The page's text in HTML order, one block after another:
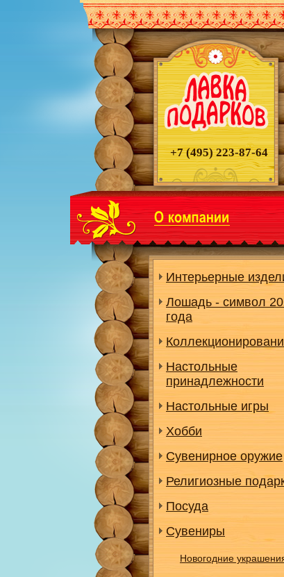
+7 (495) 223-87-64
Интерьерные
Лошадь - символ
года
Настольные
принадлежности
Настольные игры
Хобби
Сувенирное оружие
Религиозные
Посуда
Сувениры
Новогодние